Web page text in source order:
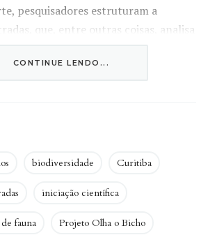
pesquisadores estruturam a
que, entre outras coisas, analisa
da fauna. Essa é uma das frentes do
Silvestres (Labceas), da
do Paraná (UFPR), que conta
entre discentes de graduação e
e analisa carcaças encontradas no
de Conservação Urbanas em
CONTINUE LENDO...
biodiversidade Curitiba
iniciação científica
fauna Projeto Olha o Bicho